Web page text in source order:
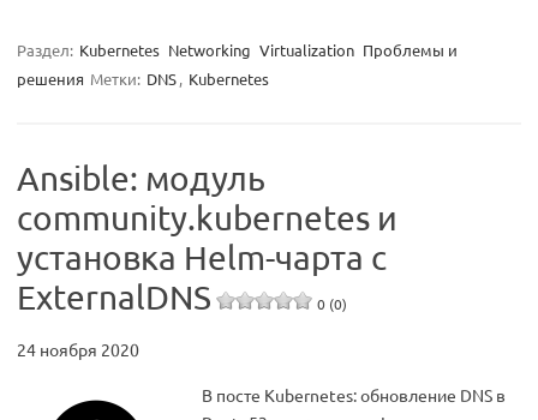
Раздел: Kubernetes Networking Virtualization Проблемы и
решения Метки: DNS, Kubernetes
Ansible: модуль
community.kubernetes и
установка Helm-чарта с
ExternalDNS
0 (0)
24 ноября 2020
В посте Kubernetes: обновление DNS в